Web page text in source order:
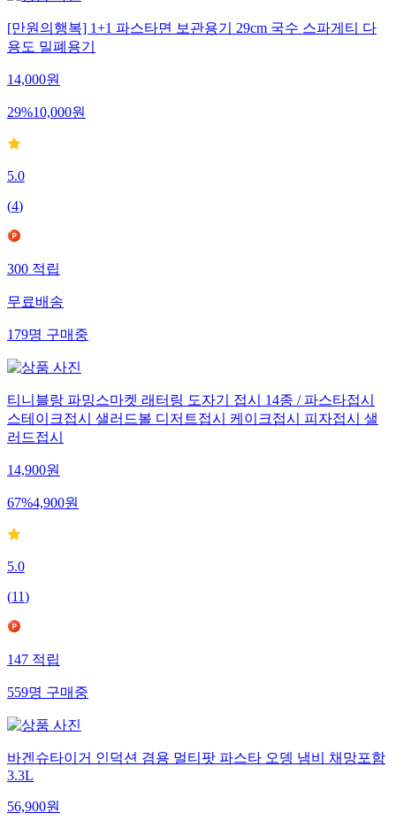
[만원의행복] 1+1 파스타면 보관용기 29cm 국수 스파게티 다
용도 밀폐용기
14,000원
29%10,000원
5.0
(4)
300적립
무료배송
179명구매중
티니블랑 파밍스마켓 래터링 도자기 접시 14종 / 파스타접시
스테이크접시 샐러드볼 디저트접시 케이크접시 피자접시 샐
러드접시
14,900원
67%4,900원
5.0
(11)
147적립
559명구매중
바겐슈타이거 인덕션 겸용 멀티팟 파스타 오뎅 냄비 채망포함
3.3L
56,900원